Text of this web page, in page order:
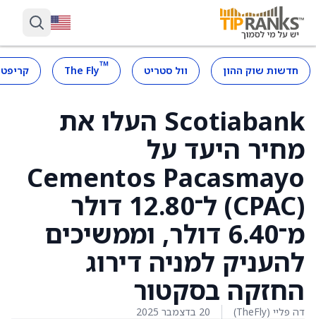
חדשות שוק ההון וול סטריט ™
The Fly
Scotiabank העלו את
מחיר היעד על
Cementos Pacasmayo
(CPAC) ל־12.80 דולר
מ־6.40 דולר, וממשיכים
להעניק למניה דירוג
החזקה בסקטור
דה פליי (TheFly) 20 בדצמבר 2025